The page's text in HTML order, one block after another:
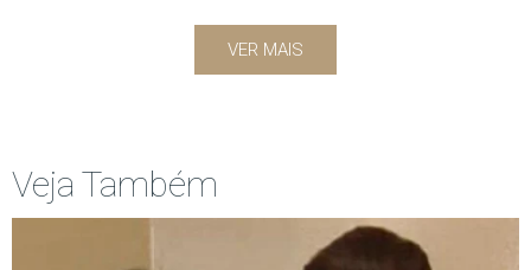
VER MAIS
Veja Também